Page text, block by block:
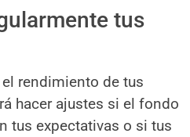
tus
rendimiento de tus
hacer ajustes si el fondo
tus expectativas o si tus